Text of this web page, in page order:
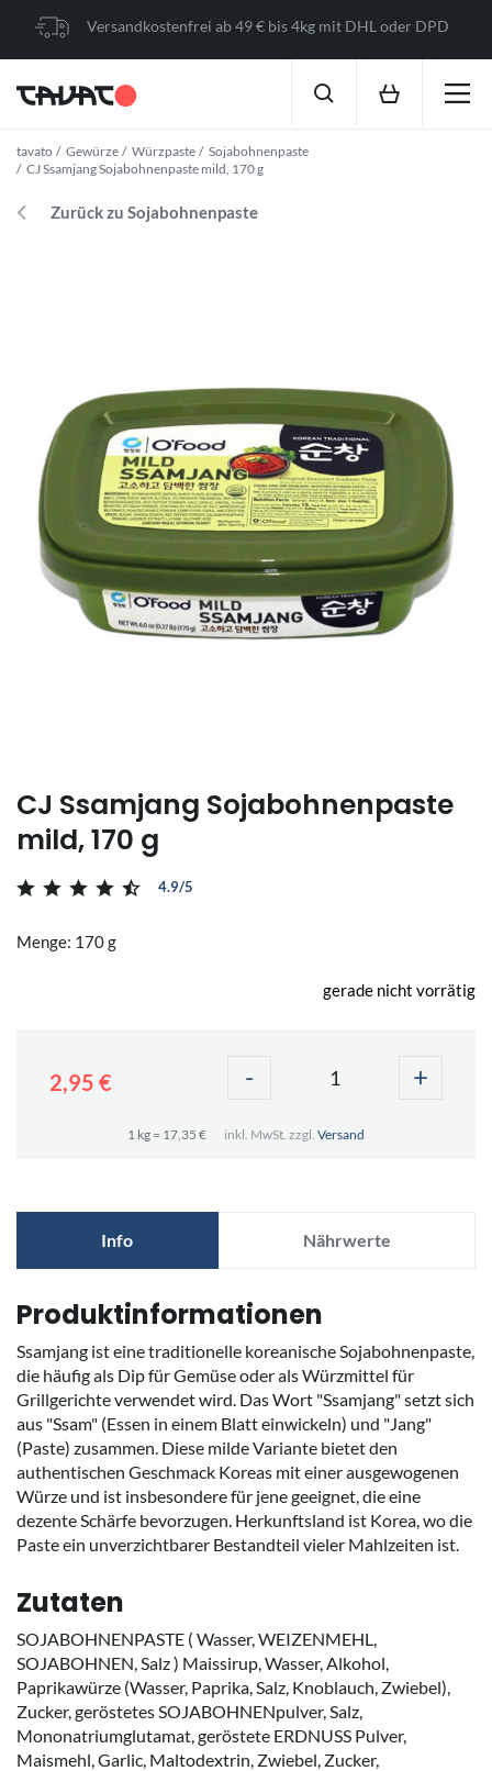
Versandkostenfrei ab 49 € bis 4kg mit DHL oder DPD
tavato Gewürze Würzpaste
Sojabohnenpaste
CJ Ssamjang Sojabohnenpaste mild, 170 g
Zurück zu Sojabohnenpaste
CJ Ssamjang Sojabohnenpaste
mild, 170 g
4.9/5
Menge: 170 g
gerade nicht vorrätig
2,95 € - +
1 kg = 17,35 € inkl. MwSt. zzgl. Versand
Info Nährwerte
Produktinformationen
Ssamjang ist eine traditionelle koreanische Sojabohnenpaste,
die häufig als Dip für Gemüse oder als Würzmittel für
Grillgerichte verwendet wird. Das Wort "Ssamjang" setzt sich
aus "Ssam" (Essen in einem Blatt einwickeln) und "Jang"
(Paste) zusammen. Diese milde Variante bietet den
authentischen Geschmack Koreas mit einer ausgewogenen
Würze und ist insbesondere für jene geeignet, die eine
dezente Schärfe bevorzugen. Herkunftsland ist Korea, wo die
Paste ein unverzichtbarer Bestandteil vieler Mahlzeiten ist.
Zutaten
SOJABOHNENPASTE ( Wasser, WEIZENMEHL,
SOJABOHNEN, Salz ) Maissirup, Wasser, Alkohol,
Paprikawürze (Wasser, Paprika, Salz, Knoblauch, Zwiebel),
Zucker, geröstetes SOJABOHNENpulver, Salz,
Mononatriumglutamat, geröstete ERDNUSS Pulver,
Maismehl, Garlic, Maltodextrin, Zwiebel, Zucker,